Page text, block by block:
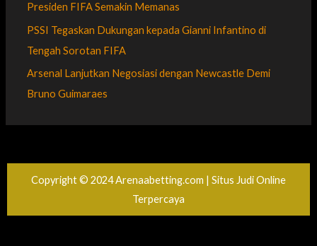
Presiden FIFA Semakin Memanas
PSSI Tegaskan Dukungan kepada Gianni Infantino di
Tengah Sorotan FIFA
Arsenal Lanjutkan Negosiasi dengan Newcastle Demi
Bruno Guimaraes
Copyright © 2024 Arenaabetting.com | Situs Judi Online
Terpercaya